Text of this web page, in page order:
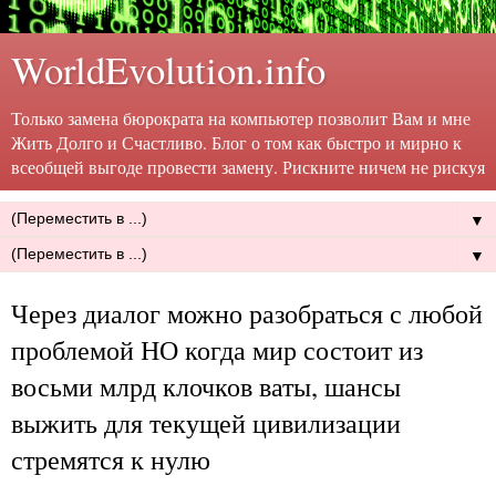
WorldEvolution.info
Только замена бюрократа на компьютер позволит Вам и мне
Жить Долго и Счастливо. Блог о том как быстро и мирно к
всеобщей выгоде провести замену. Рискните ничем не рискуя
▼
▼
Через диалог можно разобраться с любой
проблемой НО когда мир состоит из
восьми млрд клочков ваты, шансы
выжить для текущей цивилизации
стремятся к нулю